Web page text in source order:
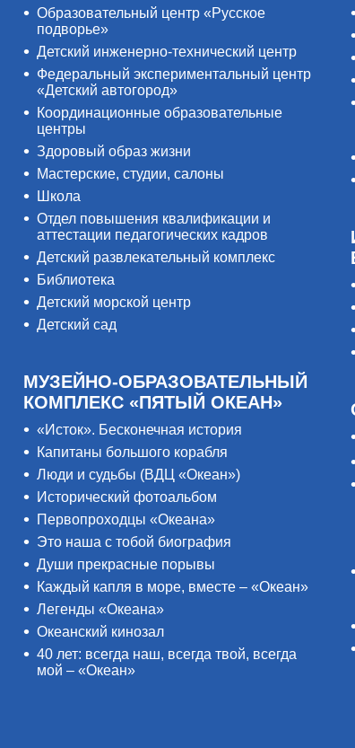
Образовательный центр «Русское
подворье»
Детский инженерно-технический центр
Федеральный экспериментальный центр
«Детский автогород»
Координационные образовательные
центры
Здоровый образ жизни
Мастерские, студии, салоны
Школа
Отдел повышения квалификации и
аттестации педагогических кадров
Детский развлекательный комплекс
Библиотека
Детский морской центр
Детский сад
МУЗЕЙНО-ОБРАЗОВАТЕЛЬНЫЙ
КОМПЛЕКС «ПЯТЫЙ ОКЕАН»
«Исток». Бесконечная история
Капитаны большого корабля
Люди и судьбы (ВДЦ «Океан»)
Исторический фотоальбом
Первопроходцы «Океана»
Это наша с тобой биография
Души прекрасные порывы
Каждый капля в море, вместе – «Океан»
Легенды «Океана»
Океанский кинозал
40 лет: всегда наш, всегда твой, всегда
мой – «Океан»